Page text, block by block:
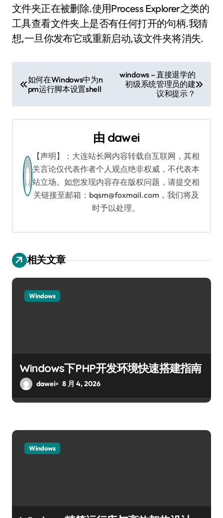
文件夹正在被删除.使用Process Explorer之类的
工具查看文件夹上是否有任何打开的句柄.我猜
想,一旦你发布它或重新启动,该文件夹将消失.
章
导
如何在Windows中为n
pm运行脚本设置shell
windows – 直接退学的
初级系统管理员的建
议和提示？
由 dawei
【声明】：大连站长网内容转载自互联网，其相
关言论仅代表作者个人观点绝非权威，不代表本
站立场。如您发现内容存在版权问题，请提交相
关链接至邮箱：bqsm@foxmail.com，我们将及
时予以处理。
相关文章
Windows
Windows下PHP开发环境快速搭建指南
dawei 8 月 4, 2026
Windows